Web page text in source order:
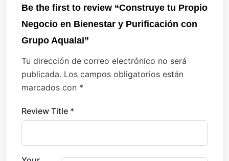
Be the first to review “Construye tu Propio
Negocio en Bienestar y Purificación con
Grupo Aqualai”
Tu dirección de correo electrónico no será
publicada. Los campos obligatorios están
marcados con *
Review Title *